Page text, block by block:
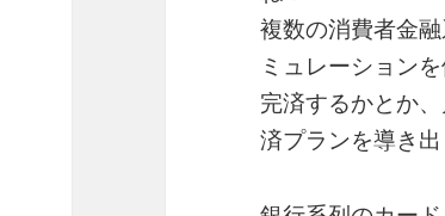
複数の消費者金
ミュレーション
完済するかとか
済プランを導き出